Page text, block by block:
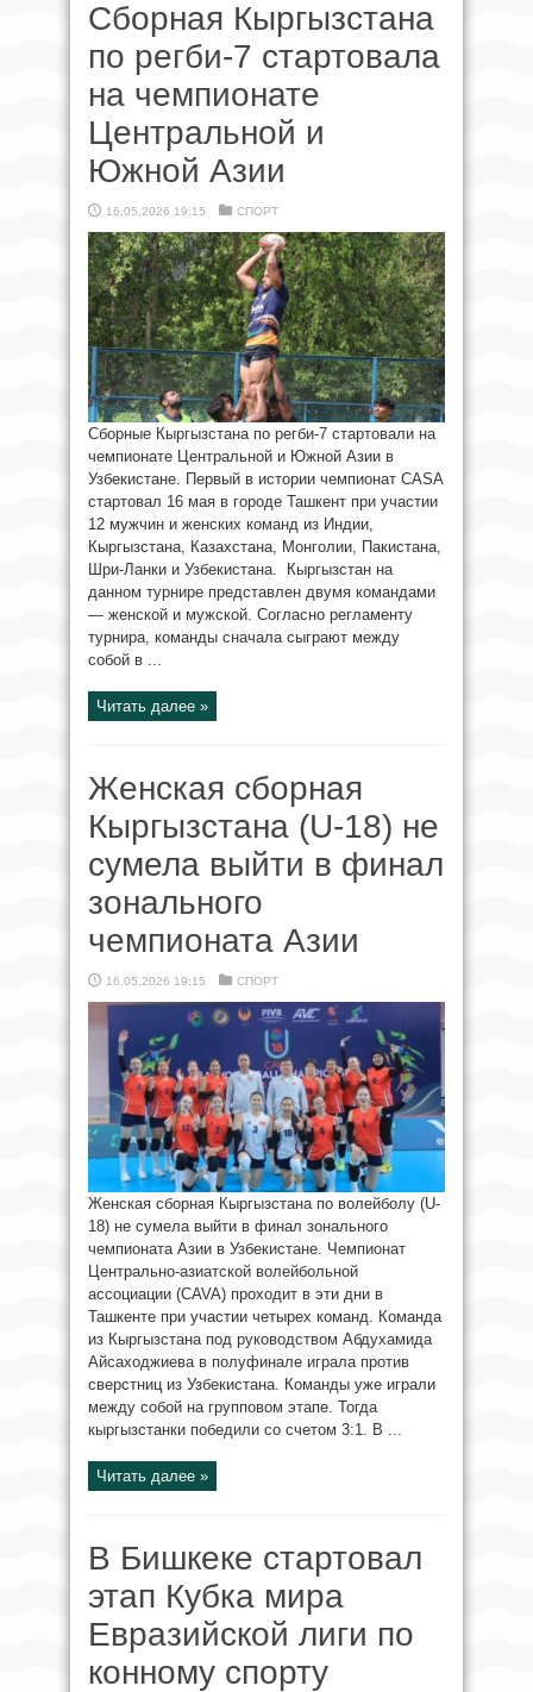
Сборная Кыргызстана
по регби-7 стартовала
на чемпионате
Центральной и
Южной Азии
16.05.2026 19:15 СПОРТ
Сборные Кыргызстана по регби-7 стартовали на
чемпионате Центральной и Южной Азии в
Узбекистане. Первый в истории чемпионат CASA
стартовал 16 мая в городе Ташкент при участии
12 мужчин и женских команд из Индии,
Кыргызстана, Казахстана, Монголии, Пакистана,
Шри-Ланки и Узбекистана. Кыргызстан на
данном турнире представлен двумя командами
— женской и мужской. Согласно регламенту
турнира, команды сначала сыграют между
собой в ...
Читать далее »
Женская сборная
Кыргызстана (U-18) не
сумела выйти в финал
зонального
чемпионата Азии
16.05.2026 19:15 СПОРТ
Женская сборная Кыргызстана по волейболу (U-
18) не сумела выйти в финал зонального
чемпионата Азии в Узбекистане. Чемпионат
Центрально-азиатской волейбольной
ассоциации (CAVA) проходит в эти дни в
Ташкенте при участии четырех команд. Команда
из Кыргызстана под руководством Абдухамида
Айсаходжиева в полуфинале играла против
сверстниц из Узбекистана. Команды уже играли
между собой на групповом этапе. Тогда
кыргызстанки победили со счетом 3:1. В ...
Читать далее »
В Бишкеке стартовал
этап Кубка мира
Евразийской лиги по
конному спорту